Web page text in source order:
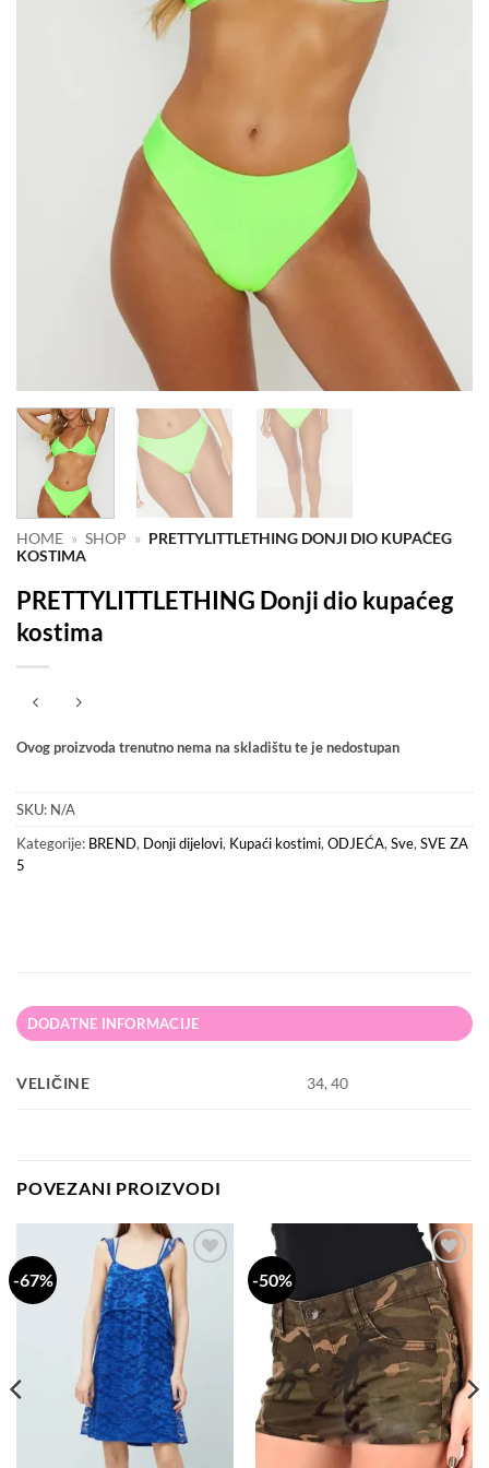
HOME » SHOP » PRETTYLITTLETHING DONJI DIO KUPAĆEG
KOSTIMA
PRETTYLITTLETHING Donji dio kupaćeg
kostima
Ovog proizvoda trenutno nema na skladištu te je nedostupan
SKU: N/A
Kategorije: BREND, Donji dijelovi, Kupaći kostimi,ODJEĆA,Sve,SVE ZA
5
DODATNE INFORMACIJE
VELIČINE 34, 40
POVEZANI PROIZVODI
-67% -50%
Dodaj
na
listu
želja